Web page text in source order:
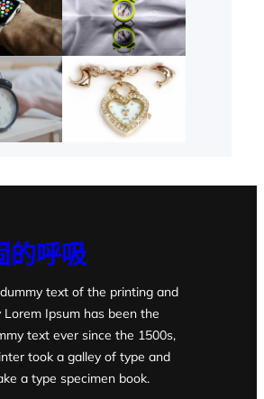
的呼吸
text of the printing and
Ipsum has been the
text ever since the 1500s,
took a galley of type and
a type specimen book.